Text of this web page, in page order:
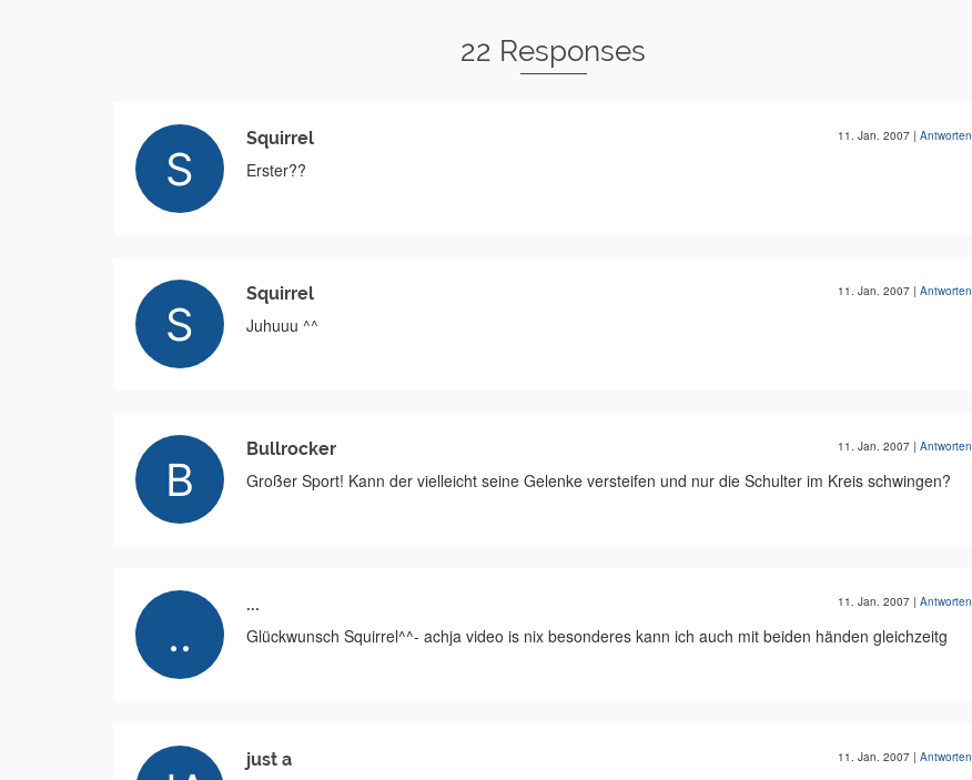
22 Responses
Squirrel 11. Jan. 2007 | Antworten
Erster??
Squirrel 11. Jan. 2007 | Antworten
Juhuuu ^^
Bullrocker 11. Jan. 2007 | Antworten
Großer Sport! Kann der vielleicht seine Gelenke versteifen und nur die Schulter im Kreis schwingen?
... 11. Jan. 2007 | Antworten
Glückwunsch Squirrel^^- achja video is nix besonderes kann ich auch mit beiden händen gleichzeitg
just a 11. Jan. 2007 | Antworten